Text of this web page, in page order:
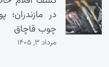
در
چوب قاچاق
مرداد ۳, ۱۴۰۵